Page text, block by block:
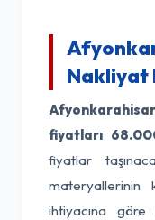
Nakliyat
fiyatları
fiyatlar
materyallerinin
ihtiyacına göre